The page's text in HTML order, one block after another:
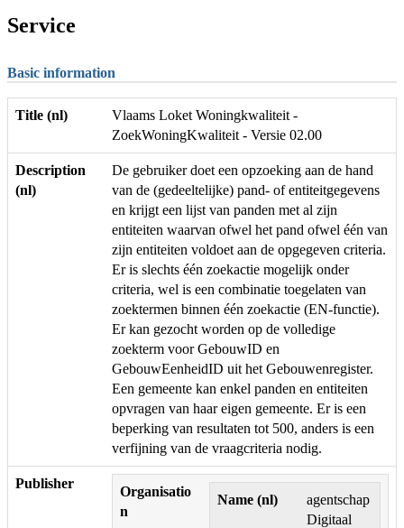
Service
Basic information
Title (nl)
Vlaams Loket Woningkwaliteit -
ZoekWoningKwaliteit - Versie 02.00
Description
(nl)
De gebruiker doet een opzoeking aan de hand
van de (gedeeltelijke) pand- of entiteitgegevens
en krijgt een lijst van panden met al zijn
entiteiten waarvan ofwel het pand ofwel één van
zijn entiteiten voldoet aan de opgegeven criteria.
Er is slechts één zoekactie mogelijk onder
criteria, wel is een combinatie toegelaten van
zoektermen binnen één zoekactie (EN-functie).
Er kan gezocht worden op de volledige
zoekterm voor GebouwID en
GebouwEenheidID uit het Gebouwenregister.
Een gemeente kan enkel panden en entiteiten
opvragen van haar eigen gemeente. Er is een
beperking van resultaten tot 500, anders is een
verfijning van de vraagcriteria nodig.
Publisher
Organisatio
n
Name (nl)
agentschap
Digitaal